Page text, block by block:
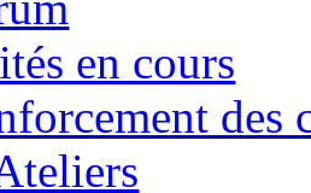
en cours
des